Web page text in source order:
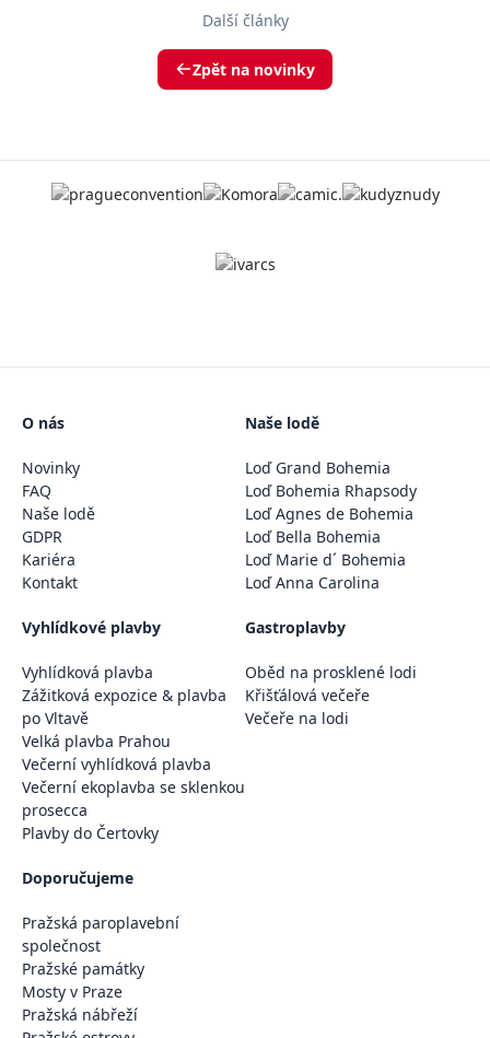
Další články
Zpět na novinky
O nás
Novinky
FAQ
Naše lodě
GDPR
Kariéra
Kontakt
Naše lodě
Loď Grand Bohemia
Loď Bohemia Rhapsody
Loď Agnes de Bohemia
Loď Bella Bohemia
Loď Marie d´ Bohemia
Loď Anna Carolina
Vyhlídkové plavby
Vyhlídková plavba
Zážitková expozice & plavba
po Vltavě
Velká plavba Prahou
Večerní vyhlídková plavba
Večerní ekoplavba se sklenkou
prosecca
Plavby do Čertovky
Gastroplavby
Oběd na prosklené lodi
Křišťálová večeře
Večeře na lodi
Doporučujeme
Pražská paroplavební
společnost
Pražské památky
Mosty v Praze
Pražská nábřeží